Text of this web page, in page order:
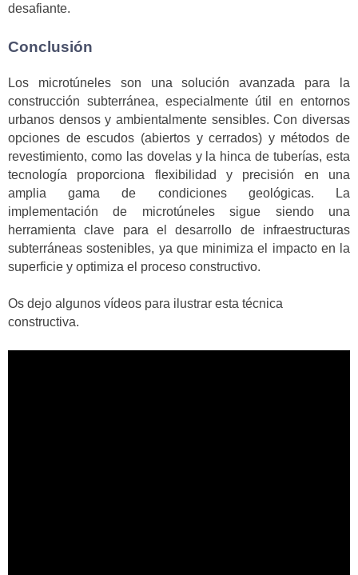
desafiante.
Conclusión
Los microtúneles son una solución avanzada para la
construcción subterránea, especialmente útil en entornos
urbanos densos y ambientalmente sensibles. Con diversas
opciones de escudos (abiertos y cerrados) y métodos de
revestimiento, como las dovelas y la hinca de tuberías, esta
tecnología proporciona flexibilidad y precisión en una
amplia gama de condiciones geológicas. La
implementación de microtúneles sigue siendo una
herramienta clave para el desarrollo de infraestructuras
subterráneas sostenibles, ya que minimiza el impacto en la
superficie y optimiza el proceso constructivo.
Os dejo algunos vídeos para ilustrar esta técnica
constructiva.